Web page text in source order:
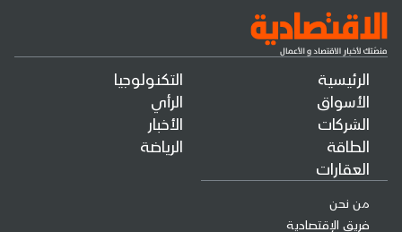
الرئيسية
الأسواق
الشركات
الطاقة
العقارات
التكنولوجيا
الرأي
الأخبار
الرياضة
من نحن
فريق الإقتصادية